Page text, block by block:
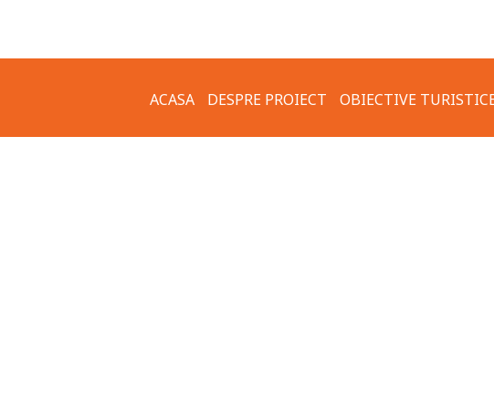
ACASA DESPRE PROIECT OBIECTIVE